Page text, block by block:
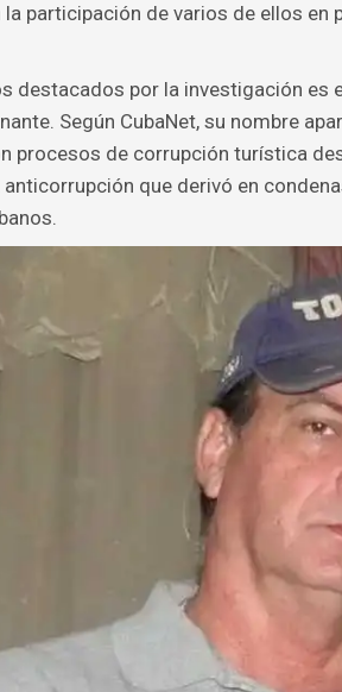
participación de varios de ellos
destacados por la investigación es
Según CubaNet, su nombre
procesos de corrupción turística
que derivó en